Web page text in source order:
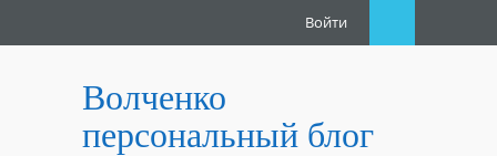
Войти
Волченко
персональный блог